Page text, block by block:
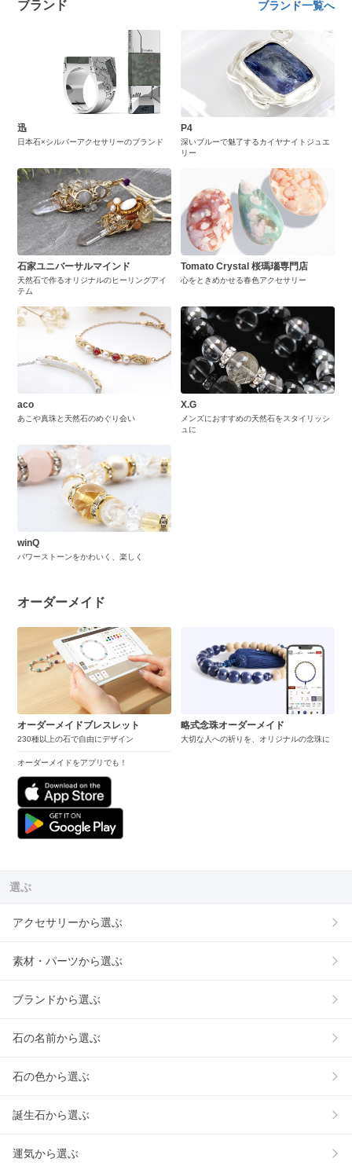
ブランド ブランド一覧へ
迅
日本石×シルバーアクセサリーのブランド
P4
深いブルーで魅了するカイヤナイトジュエ
リー
石家ユニバーサルマインド
天然石で作るオリジナルのヒーリングアイ
テム
Tomato Crystal 桜瑪瑙専門店
心をときめかせる春色アクセサリー
aco
あこや真珠と天然石のめぐり会い
X.G
メンズにおすすめの天然石をスタイリッシ
ュに
winQ
パワーストーンをかわいく、楽しく
オーダーメイド
オーダーメイドブレスレット
230種以上の石で自由にデザイン
オーダーメイドをアプリでも！
略式念珠オーダーメイド
大切な人への祈りを、オリジナルの念珠に
選ぶ
アクセサリーから選ぶ
素材・パーツから選ぶ
ブランドから選ぶ
石の名前から選ぶ
石の色から選ぶ
誕生石から選ぶ
運気から選ぶ